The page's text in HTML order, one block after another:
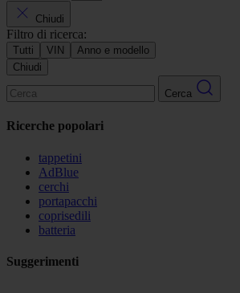
Chiudi
Filtro di ricerca:
Tutti VIN
Anno e modello
Chiudi
Cerca
Ricerche popolari
tappetini
AdBlue
cerchi
portapacchi
coprisedili
batteria
Suggerimenti